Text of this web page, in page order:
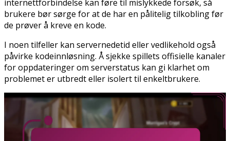
internettforbindelse kan føre til mislykkede forsøk, så
brukere bør sørge for at de har en pålitelig tilkobling før
de prøver å kreve en kode.
I noen tilfeller kan servernedetid eller vedlikehold også
påvirke kodeinnløsning. Å sjekke spillets offisielle kanaler
for oppdateringer om serverstatus kan gi klarhet om
problemet er utbredt eller isolert til enkeltbrukere.